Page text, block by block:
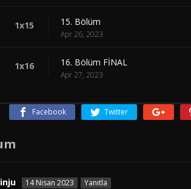
1x15 15. Bölüm
Apr 26, 2023
1x16 16. Bölüm FİNAL
Apr 27, 2023
Facebook Twitter
14 Nisan 2023 Yanıtla